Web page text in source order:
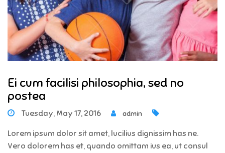
Ei cum facilisi philosophia, sed no
postea
Tuesday, May 17, 2016 admin
Lorem ipsum dolor sit amet, lucilius dignissim has ne.
Vero dolorem has et, quando omittam ius ea, ut consul